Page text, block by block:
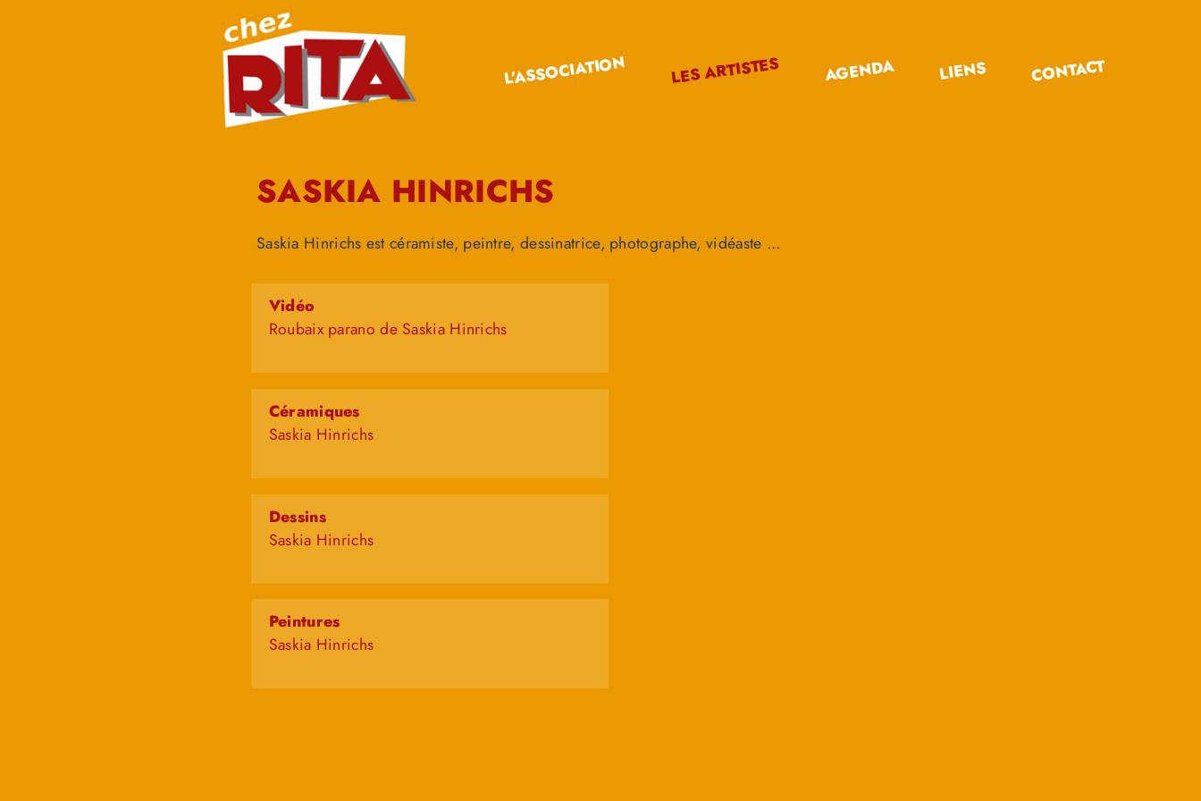
L’ASSOCIATION LES ARTISTES AGENDA LIENS CONTACT
SASKIA HINRICHS
Saskia Hinrichs est céramiste, peintre, dessinatrice, photographe, vidéaste ...
Vidéo
Roubaix parano de Saskia Hinrichs
Céramiques
Saskia Hinrichs
Dessins
Saskia Hinrichs
Peintures
Saskia Hinrichs